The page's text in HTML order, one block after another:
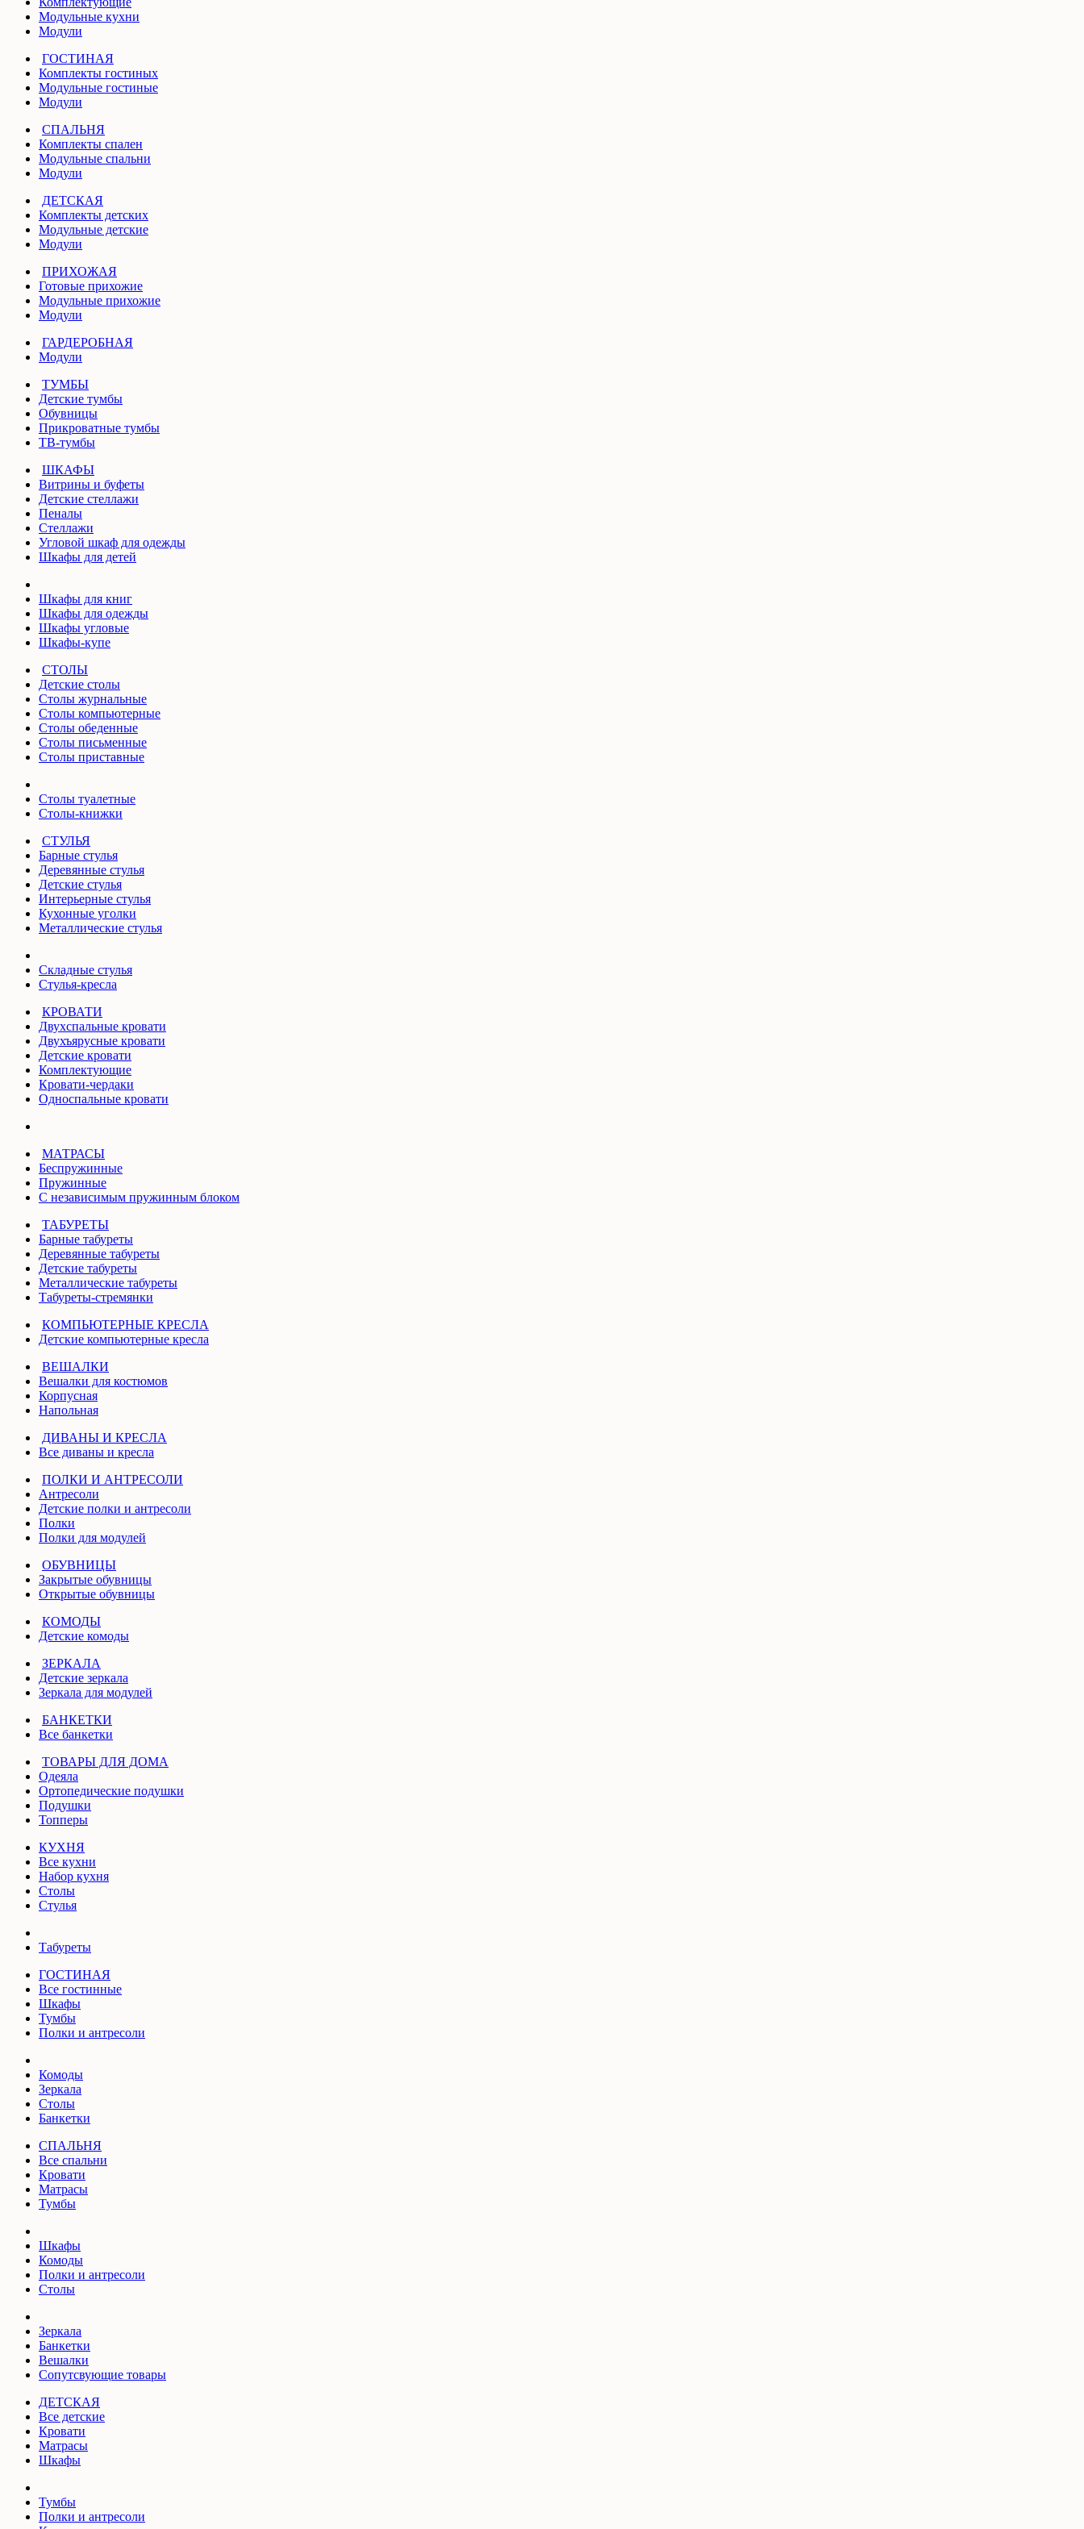
Модульные кухни
Модули
ГОСТИНАЯ
Комплекты гостиных
Модульные гостиные
Модули
СПАЛЬНЯ
Комплекты спален
Модульные спальни
Модули
ДЕТСКАЯ
Комплекты детских
Модульные детские
Модули
ПРИХОЖАЯ
Готовые прихожие
Модульные прихожие
Модули
ГАРДЕРОБНАЯ
Модули
ТУМБЫ
Детские тумбы
Обувницы
Прикроватные тумбы
ТВ-тумбы
ШКАФЫ
Витрины и буфеты
Детские стеллажи
Пеналы
Стеллажи
Угловой шкаф для одежды
Шкафы для детей
Шкафы для книг
Шкафы для одежды
Шкафы угловые
Шкафы-купе
СТОЛЫ
Детские столы
Столы журнальные
Столы компьютерные
Столы обеденные
Столы письменные
Столы приставные
Столы туалетные
Столы-книжки
СТУЛЬЯ
Барные стулья
Деревянные стулья
Детские стулья
Интерьерные стулья
Кухонные уголки
Металлические стулья
Складные стулья
Стулья-кресла
КРОВАТИ
Двухспальные кровати
Двухъярусные кровати
Детские кровати
Комплектующие
Кровати-чердаки
Односпальные кровати
МАТРАСЫ
Беспружинные
Пружинные
С независимым пружинным блоком
ТАБУРЕТЫ
Барные табуреты
Деревянные табуреты
Детские табуреты
Металлические табуреты
Табуреты-стремянки
КОМПЬЮТЕРНЫЕ КРЕСЛА
Детские компьютерные кресла
ВЕШАЛКИ
Вешалки для костюмов
Корпусная
Напольная
ДИВАНЫ И КРЕСЛА
Все диваны и кресла
ПОЛКИ И АНТРЕСОЛИ
Антресоли
Детские полки и антресоли
Полки
Полки для модулей
ОБУВНИЦЫ
Закрытые обувницы
Открытые обувницы
КОМОДЫ
Детские комоды
ЗЕРКАЛА
Детские зеркала
Зеркала для модулей
БАНКЕТКИ
Все банкетки
ТОВАРЫ ДЛЯ ДОМА
Одеяла
Ортопедические подушки
Подушки
Топперы
КУХНЯ
Все кухни
Набор кухня
Столы
Стулья
Табуреты
ГОСТИНАЯ
Все гостинные
Шкафы
Тумбы
Полки и антресоли
Комоды
Зеркала
Столы
Банкетки
СПАЛЬНЯ
Все спальни
Кровати
Матрасы
Тумбы
Шкафы
Комоды
Полки и антресоли
Столы
Зеркала
Банкетки
Вешалки
Сопутсвующие товары
ДЕТСКАЯ
Все детские
Кровати
Матрасы
Шкафы
Тумбы
Полки и антресоли